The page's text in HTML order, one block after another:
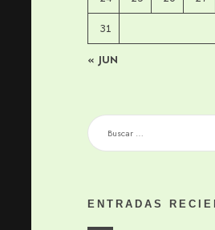
31
« JUN
BUSCAR:
ENTRADAS